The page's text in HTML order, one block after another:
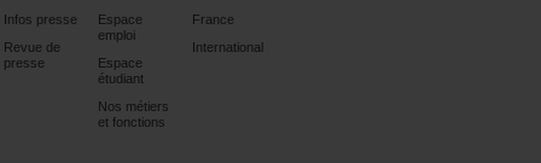
Infos presse
Revue de
presse
Espace
emploi
Espace
étudiant
Nos métiers
et fonctions
France
International